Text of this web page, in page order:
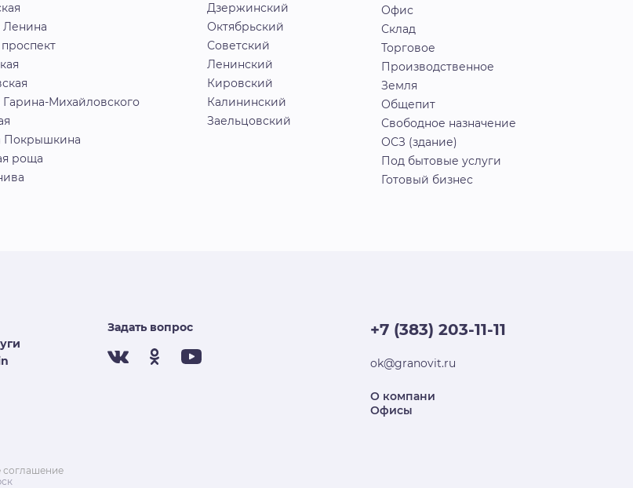
Михайловского
Покрышкина
роща
Дзержинский
Октябрьский
Советский
Ленинский
Кировский
Калининский
Заельцовский
Офис
Склад
Торговое
Производственное
Земля
Общепит
Свободное назначение
ОСЗ (здание)
Под бытовые услуги
Готовый бизнес
Задать вопрос +7 (383) 203-11-11
ok@granovit.ru
О компани
Офисы
соглашение